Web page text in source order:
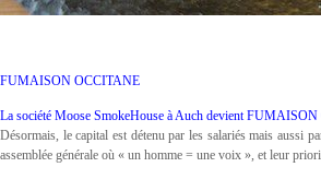
FUMAISON OCCITANE
La société Moose SmokeHouse à Auch devient
Désormais, le capital est détenu par les salariés mais aussi
assemblée générale où « un homme = une voix », et leur